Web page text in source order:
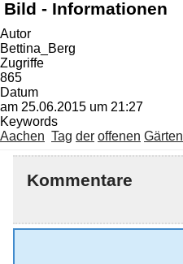
Bild - Informationen
Autor
Bettina_Berg
Zugriffe
865
Datum
am 25.06.2015 um 21:27
Keywords
Aachen Tag der offenen Gärten
Kommentare